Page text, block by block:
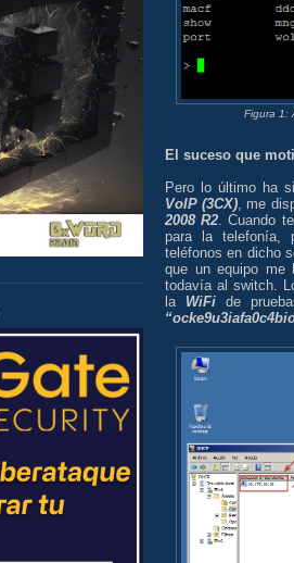
Figura 1:
El suceso que
Pero lo último ha
VoIP (3CX), me
2008 R2. Cuando
para la telefonía,
teléfonos en dicho
que un equipo me
todavía al switch.
la WiFide